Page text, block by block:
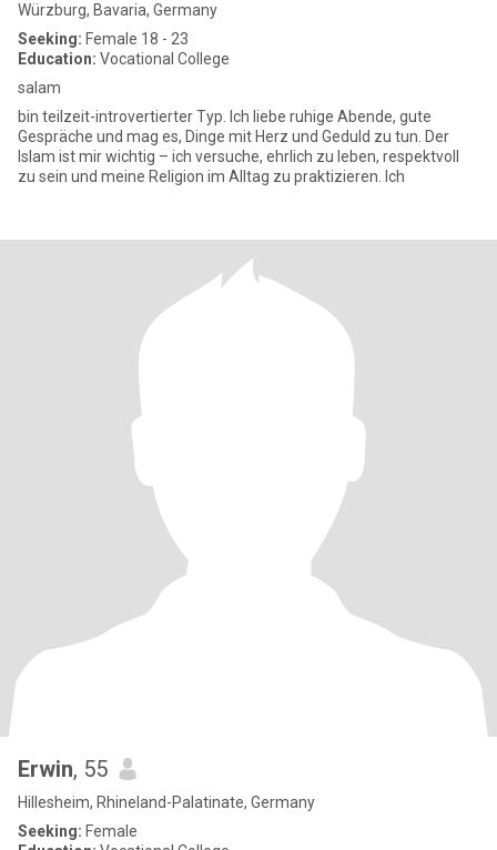
Würzburg, Bavaria, Germany
Seeking: Female 18 - 23
Education: Vocational College
salam
bin teilzeit-introvertierter Typ. Ich liebe ruhige Abende, gute
Gespräche und mag es, Dinge mit Herz und Geduld zu tun. Der
Islam ist mir wichtig – ich versuche, ehrlich zu leben, respektvoll
zu sein und meine Religion im Alltag zu praktizieren. Ich
Erwin, 55
Hillesheim, Rhineland-Palatinate, Germany
Seeking: Female